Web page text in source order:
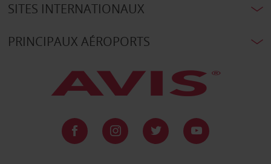
SITES INTERNATIONAUX
PRINCIPAUX AÉROPORTS